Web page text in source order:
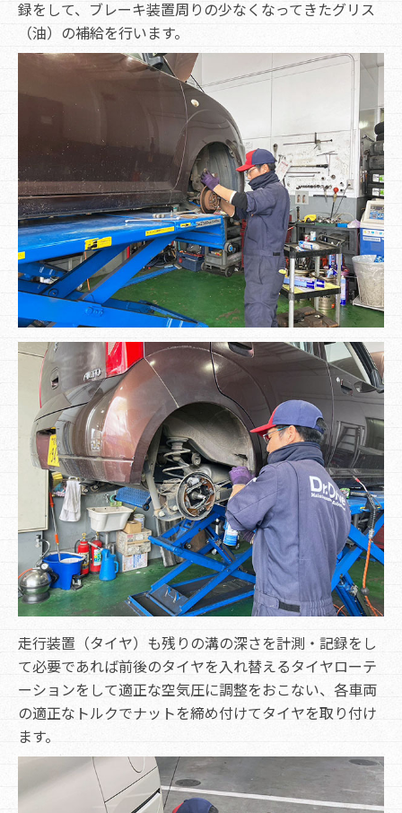
録をして、ブレーキ装置周りの少なくなってきたグリス
（油）の補給を行います。
走行装置（タイヤ）も残りの溝の深さを計測・記録をし
て必要であれば前後のタイヤを入れ替えるタイヤローテ
ーションをして適正な空気圧に調整をおこない、各車両
の適正なトルクでナットを締め付けてタイヤを取り付け
ます。